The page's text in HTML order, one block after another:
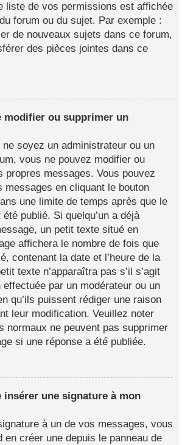
liste de vos permissions est affichée
forum ou du sujet. Par exemple :
de nouveaux sujets dans ce forum,
des pièces jointes dans ce
modifier ou supprimer un
soyez un administrateur ou un
vous ne pouvez modifier ou
propres messages. Vous pouvez
messages en cliquant le bouton
une limite de temps après que le
publié. Si quelqu’un a déjà
un petit texte situé en
affichera le nombre de fois que
contenant la date et l’heure de la
texte n’apparaîtra pas s’il s’agit
effectuée par un modérateur ou un
qu’ils puissent rédiger une raison
leur modification. Veuillez noter
normaux ne peuvent pas supprimer
si une réponse a été publiée.
insérer une signature à mon
à un de vos messages, vous
en créer une depuis le panneau de